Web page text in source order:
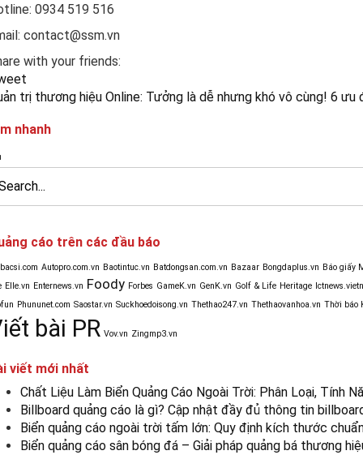
0934 519 516
contact@ssm.vn
with your friends:
trị thương hiệu Online: Tưởng là dễ nhưng khó vô cùng! 6 ưu
nhanh
cáo trên các đầu báo
Autopro.com.vn Baotintuc.vn Batdongsan.com.vn Bazaar Bongdaplus.vn Báo giấy
Elle.vn Enternews.vn Foody Forbes GameK.vn GenK.vn Golf & Life Heritage
Phununet.com Saostar.vn Suckhoedoisong.vn Thethao247.vn Thethaovanhoa.vn Thời báo
bài PR Vov.vn Zingmp3.vn
viết mới nhất
Chất Liệu Làm Biển Quảng Cáo Ngoài Trời: Phân Loại, Tính
Billboard quảng cáo là gì? Cập nhật đầy đủ thông tin
Biển quảng cáo ngoài trời tấm lớn: Quy định kích thước
Biển quảng cáo sân bóng đá – Giải pháp quảng bá thương